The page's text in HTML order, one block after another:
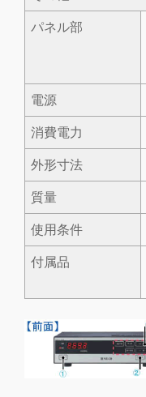
パネル部
電源
消費電力
外形寸法
質量
使用条件
付属品